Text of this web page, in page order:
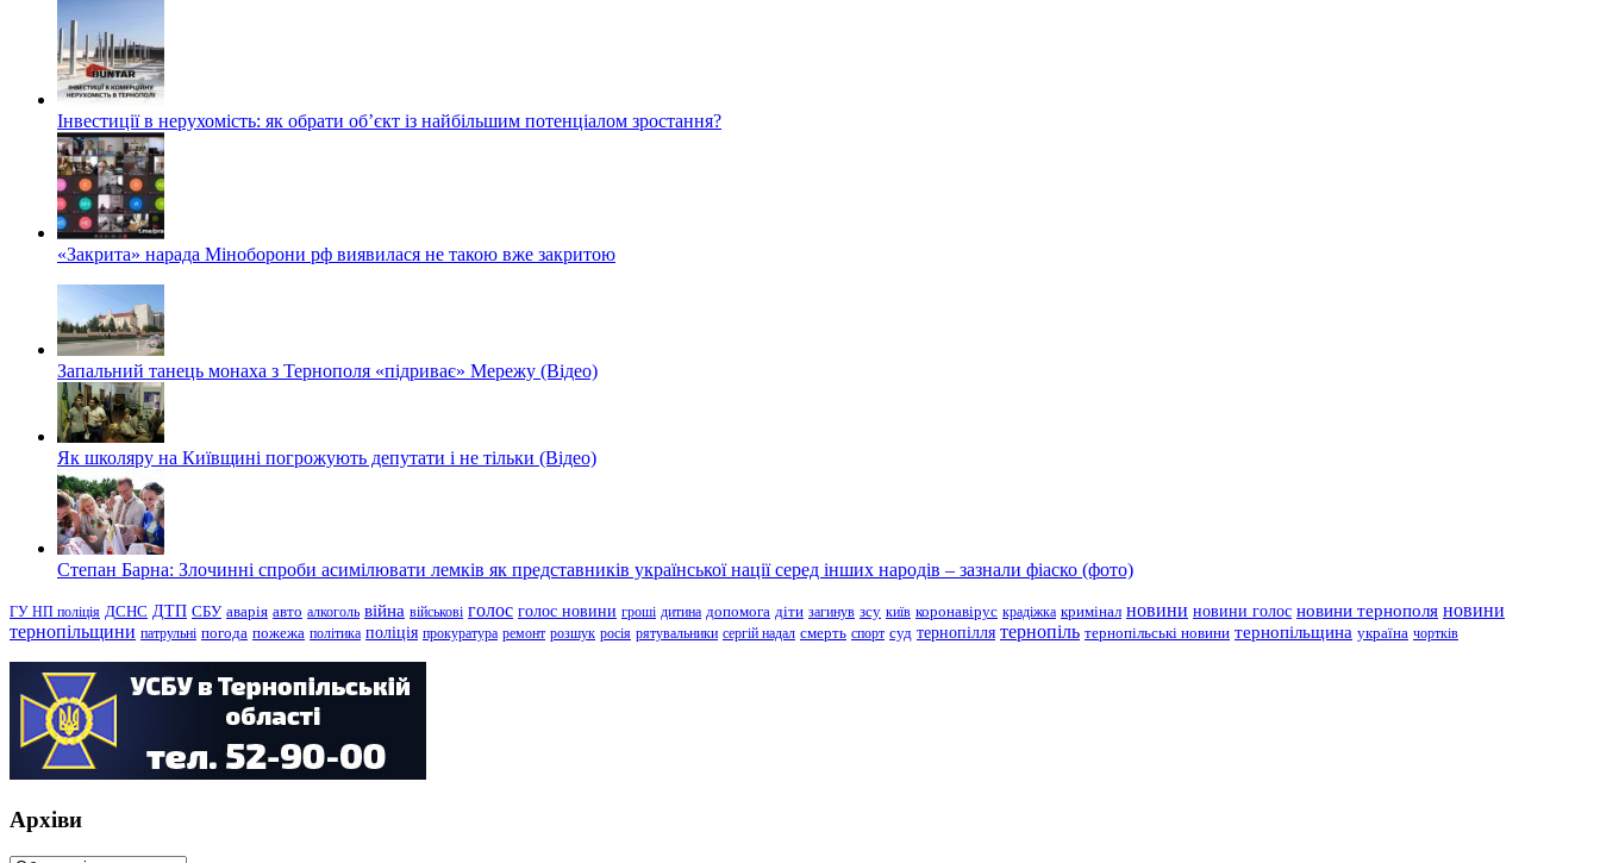
Інвестиції в нерухомість: як обрати об’єкт із найбільшим потенціалом зростання?
«Закрита» нарада Міноборони рф виявилася не такою вже закритою
Запальний танець монаха з Тернополя «підриває» Мережу (Відео)
Як школяру на Київщині погрожують депутати і не тільки (Відео)
Степан Барна: Злочинні спроби асимілювати лемків як представників української нації серед інших народів – зазнали фіаско (фото)
ГУ НП поліція ДСНС ДТП СБУ аварія авто алкоголь війна військові голос голос новини гроші дитина допомога діти загинув зсу київ коронавірус крадіжка кримінал новини новини голос новини тернополя новини
тернопільщини патрульні погода пожежа політика поліція прокуратура ремонт розшук росія рятувальники сергій надал смерть спорт суд тернопілля тернопіль тернопільські новини тернопільщина україна чортків
Архіви